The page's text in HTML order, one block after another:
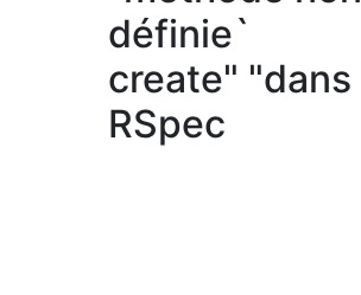
définie`
create" "dans
RSpec